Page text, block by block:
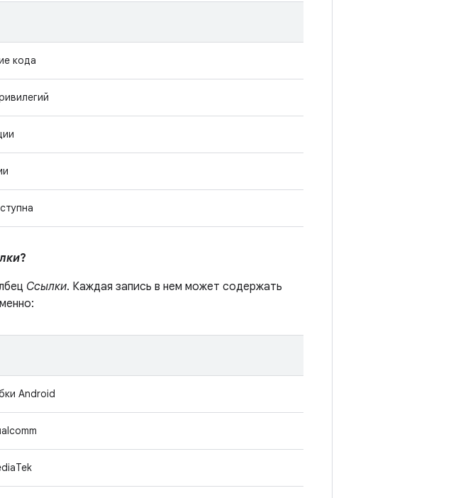
кода
?
Ссылки. Каждая запись в нем может содержать
Android